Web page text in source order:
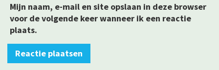
Mijn naam, e-mail en site opslaan in deze browser
voor de volgende keer wanneer ik een reactie
plaats.